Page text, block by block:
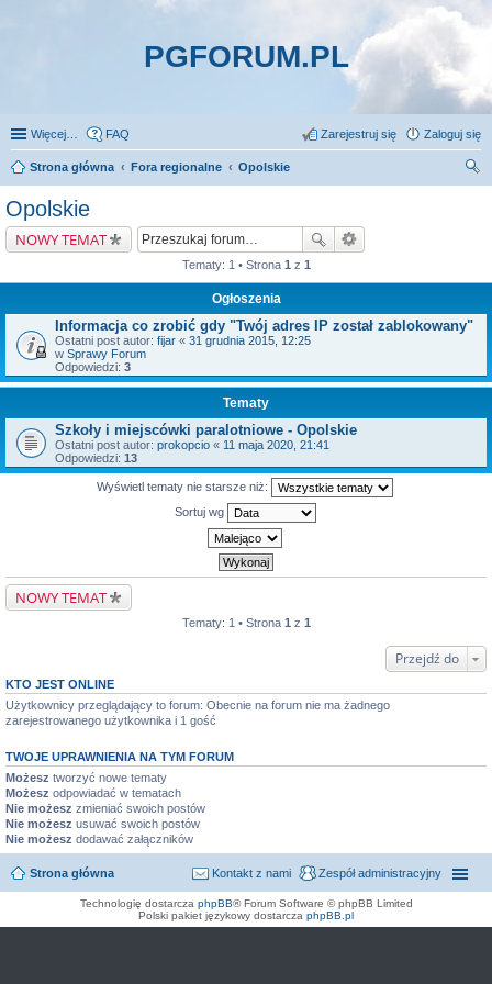
PGFORUM.PL
Więcej… FAQ Zaloguj się
Zarejestruj się
Strona główna Fora regionalne
Opolskie
Opolskie
NOWY TEMAT
Tematy: 1 • Strona 1 z 1
Ogłoszenia
Informacja co zrobić gdy "Twój adres IP został zablokowany"
Ostatni post autor: fijar « 31 grudnia 2015, 12:25
w Sprawy Forum
Odpowiedzi: 3
Tematy
Szkoły i miejscówki paralotniowe - Opolskie
Ostatni post autor: prokopcio « 11 maja 2020, 21:41
Odpowiedzi: 13
Wyświetl tematy nie starsze niż:
Sortuj wg
NOWY TEMAT
Tematy: 1 • Strona 1 z 1
Przejdź do
KTO JEST ONLINE
Użytkownicy przeglądający to forum: Obecnie na forum nie ma żadnego
zarejestrowanego użytkownika i 1 gość
TWOJE UPRAWNIENIA NA TYM FORUM
Możesz tworzyć nowe tematy
Możesz odpowiadać w tematach
Nie możesz zmieniać swoich postów
Nie możesz usuwać swoich postów
Nie możesz dodawać załączników
Strona główna Zespół administracyjny
Kontakt z nami
Technologię dostarcza phpBB® Forum Software © phpBB Limited
Polski pakiet językowy dostarcza phpBB.pl